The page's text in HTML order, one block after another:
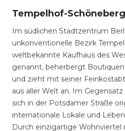
Tempelhof-Schöneberg
Im südlichen Stadtzentrum
unkonventionelle Bezirk
weltbekannte Kaufhaus des
genannt, beherbergt
und zieht mit seiner
aus aller Welt an. Im
sich in der Potsdamer Straße
internationale Lokale und
Durch einzigartige